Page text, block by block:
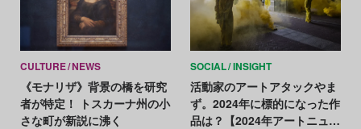
CULTURE NEWS
《モナリザ》背景の橋を研究
者が特定！ トスカーナ州の小
さな町が新説に沸く
SOCIAL INSIGHT
活動家のアートアタックやま
ず。2024年に標的になった作
品は？【2024年アートニュー